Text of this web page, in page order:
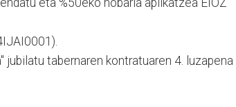
jubilatu tabernaren kontratuaren 4. luzapena